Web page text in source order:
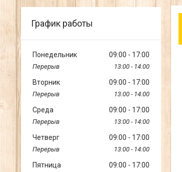
График работы
Понедельник 09:00 17:00
13:00 14:00
Вторник 09:00 17:00
13:00 14:00
Среда 09:00 17:00
13:00 14:00
Четверг 09:00 17:00
13:00 14:00
Пятница 09:00 17:00